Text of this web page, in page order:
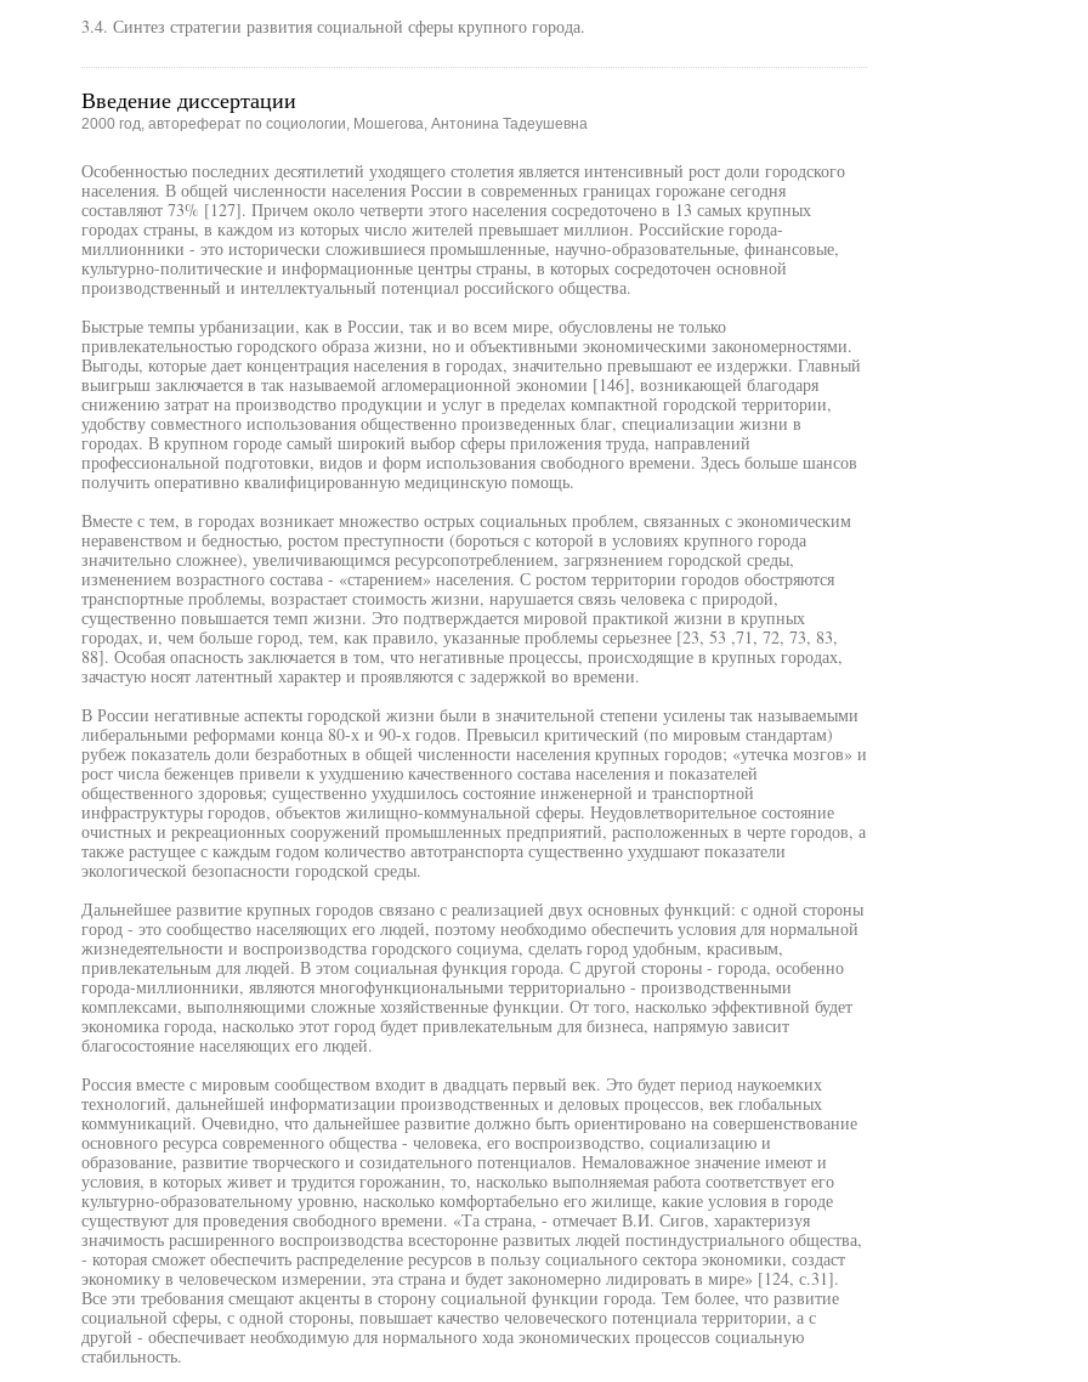
3.4. Синтез стратегии развития социальной сферы крупного города.
Введение диссертации
2000 год, автореферат по социологии, Мошегова, Антонина Тадеушевна
Особенностью последних десятилетий уходящего столетия является интенсивный рост доли городского
населения. В общей численности населения России в современных границах горожане сегодня
составляют 73% [127]. Причем около четверти этого населения сосредоточено в 13 самых крупных
городах страны, в каждом из которых число жителей превышает миллион. Российские города-
миллионники - это исторически сложившиеся промышленные, научно-образовательные, финансовые,
культурно-политические и информационные центры страны, в которых сосредоточен основной
производственный и интеллектуальный потенциал российского общества.
Быстрые темпы урбанизации, как в России, так и во всем мире, обусловлены не только
привлекательностью городского образа жизни, но и объективными экономическими закономерностями.
Выгоды, которые дает концентрация населения в городах, значительно превышают ее издержки. Главный
выигрыш заключается в так называемой агломерационной экономии [146], возникающей благодаря
снижению затрат на производство продукции и услуг в пределах компактной городской территории,
удобству совместного использования общественно произведенных благ, специализации жизни в
городах. В крупном городе самый широкий выбор сферы приложения труда, направлений
профессиональной подготовки, видов и форм использования свободного времени. Здесь больше шансов
получить оперативно квалифицированную медицинскую помощь.
Вместе с тем, в городах возникает множество острых социальных проблем, связанных с экономическим
неравенством и бедностью, ростом преступности (бороться с которой в условиях крупного города
значительно сложнее), увеличивающимся ресурсопотреблением, загрязнением городской среды,
изменением возрастного состава - «старением» населения. С ростом территории городов обостряются
транспортные проблемы, возрастает стоимость жизни, нарушается связь человека с природой,
существенно повышается темп жизни. Это подтверждается мировой практикой жизни в крупных
городах, и, чем больше город, тем, как правило, указанные проблемы серьезнее [23, 53 ,71, 72, 73, 83,
88]. Особая опасность заключается в том, что негативные процессы, происходящие в крупных городах,
зачастую носят латентный характер и проявляются с задержкой во времени.
В России негативные аспекты городской жизни были в значительной степени усилены так называемыми
либеральными реформами конца 80-х и 90-х годов. Превысил критический (по мировым стандартам)
рубеж показатель доли безработных в общей численности населения крупных городов; «утечка мозгов» и
рост числа беженцев привели к ухудшению качественного состава населения и показателей
общественного здоровья; существенно ухудшилось состояние инженерной и транспортной
инфраструктуры городов, объектов жилищно-коммунальной сферы. Неудовлетворительное состояние
очистных и рекреационных сооружений промышленных предприятий, расположенных в черте городов, а
также растущее с каждым годом количество автотранспорта существенно ухудшают показатели
экологической безопасности городской среды.
Дальнейшее развитие крупных городов связано с реализацией двух основных функций: с одной стороны
город - это сообщество населяющих его людей, поэтому необходимо обеспечить условия для нормальной
жизнедеятельности и воспроизводства городского социума, сделать город удобным, красивым,
привлекательным для людей. В этом социальная функция города. С другой стороны - города, особенно
города-миллионники, являются многофункциональными территориально - производственными
комплексами, выполняющими сложные хозяйственные функции. От того, насколько эффективной будет
экономика города, насколько этот город будет привлекательным для бизнеса, напрямую зависит
благосостояние населяющих его людей.
Россия вместе с мировым сообществом входит в двадцать первый век. Это будет период наукоемких
технологий, дальнейшей информатизации производственных и деловых процессов, век глобальных
коммуникаций. Очевидно, что дальнейшее развитие должно быть ориентировано на совершенствование
основного ресурса современного общества - человека, его воспроизводство, социализацию и
образование, развитие творческого и созидательного потенциалов. Немаловажное значение имеют и
условия, в которых живет и трудится горожанин, то, насколько выполняемая работа соответствует его
культурно-образовательному уровню, насколько комфортабельно его жилище, какие условия в городе
существуют для проведения свободного времени. «Та страна, - отмечает В.И. Сигов, характеризуя
значимость расширенного воспроизводства всесторонне развитых людей постиндустриального общества,
- которая сможет обеспечить распределение ресурсов в пользу социального сектора экономики, создаст
экономику в человеческом измерении, эта страна и будет закономерно лидировать в мире» [124, с.31].
Все эти требования смещают акценты в сторону социальной функции города. Тем более, что развитие
социальной сферы, с одной стороны, повышает качество человеческого потенциала территории, а с
другой - обеспечивает необходимую для нормального хода экономических процессов социальную
стабильность.